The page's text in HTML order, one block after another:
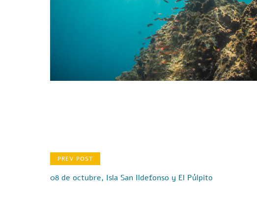
PREV POST
08 de octubre, Isla San Ildefonso y El Púlpito